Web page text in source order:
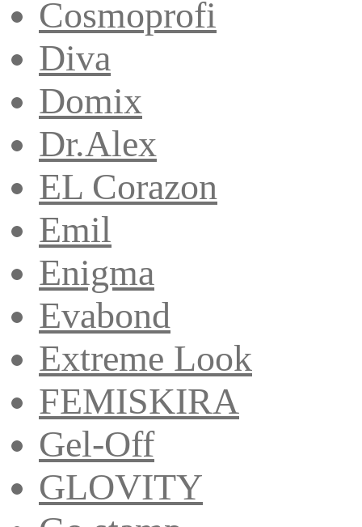
Cosmoprofi
Diva
Domix
Dr.Alex
EL Corazon
Emil
Enigma
Evabond
Extreme Look
FEMISKIRA
Gel-Off
GLOVITY